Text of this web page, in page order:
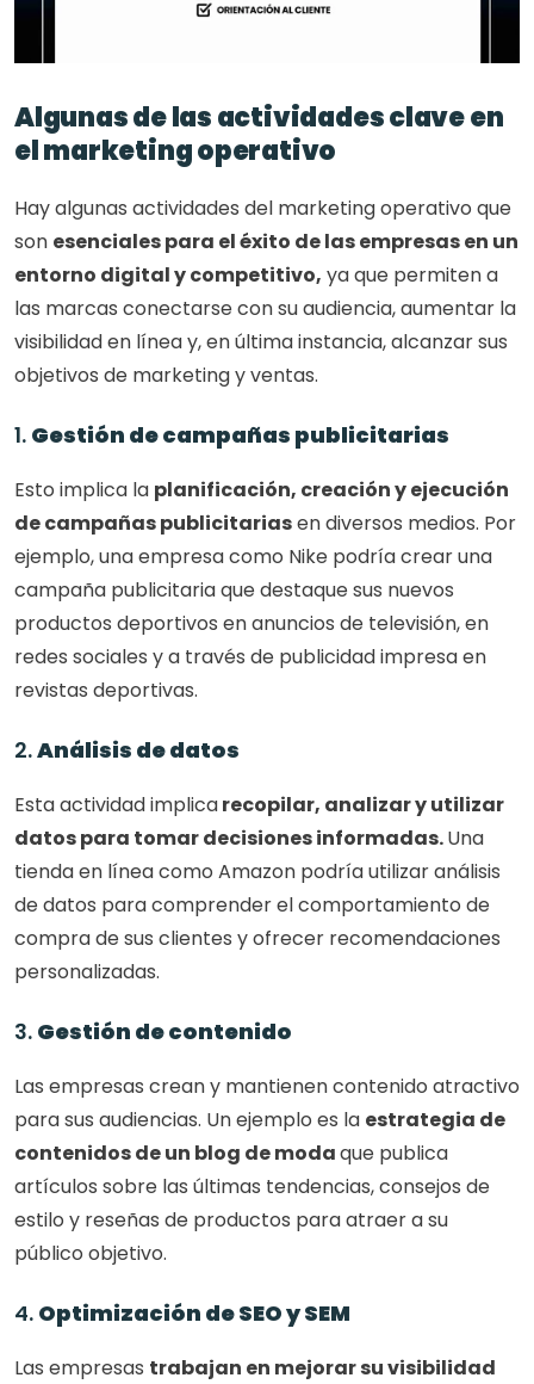
Algunas de las actividades clave en
el marketing operativo
Hay algunas actividades del marketing operativo que
son esenciales para el éxito de las empresas en un
entorno digital y competitivo, ya que permiten a
las marcas conectarse con su audiencia, aumentar la
visibilidad en línea y, en última instancia, alcanzar sus
objetivos de marketing y ventas.
1. Gestión de campañas publicitarias
Esto implica la planificación, creación y ejecución
de campañas publicitarias en diversos medios. Por
ejemplo, una empresa como Nike podría crear una
campaña publicitaria que destaque sus nuevos
productos deportivos en anuncios de televisión, en
redes sociales y a través de publicidad impresa en
revistas deportivas.
2. Análisis de datos
Esta actividad implica recopilar, analizar y utilizar
datos para tomar decisiones informadas. Una
tienda en línea como Amazon podría utilizar análisis
de datos para comprender el comportamiento de
compra de sus clientes y ofrecer recomendaciones
personalizadas.
3. Gestión de contenido
Las empresas crean y mantienen contenido atractivo
para sus audiencias. Un ejemplo es la estrategia de
contenidos de un blog de moda que publica
artículos sobre las últimas tendencias, consejos de
estilo y reseñas de productos para atraer a su
público objetivo.
4. Optimización de SEO y SEM
Las empresas trabajan en mejorar su visibilidad